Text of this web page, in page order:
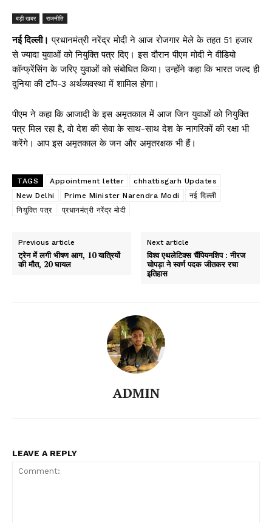
बड़ी खबर राजनीति
नई दिल्ली। प्रधानमंत्री नरेंद्र मोदी ने आज रोजगार मेले के तहत 51 हजार
से ज्यादा युवाओं को नियुक्ति पत्र दिए। इस दौरान पीएम मोदी ने वीडियो
कॉन्फ्रेंसिंग के जरिए युवाओं को संबोधित किया। उन्होंने कहा कि भारत जल्द ही
दुनिया की टॉप-3 अर्थव्यवस्था में शामिल होगा।
पीएम ने कहा कि आजादी के इस अमृतकाल में आज जिन युवाओं को नियुक्ति
पत्र मिल रहा है, वो देश की सेवा के साथ-साथ देश के नागरिकों की रक्षा भी
करेंगे। आप इस अमृतकाल के जन और अमृतरक्षक भी हैं।
TAGS Appointment letter
chhattisgarh Updates
New Delhi
Prime Minister Narendra Modi
नई दिल्ली
नियुक्ति पत्र
प्रधानमंत्री नरेंद्र मोदी
Previous article
ट्रेन में लगी भीषण आग, 10 यात्रियों
की मौत, 20 घायल
Next article
विश्व एथलेटिक्स चैंपियनशिप : नीरज
चोपड़ा ने स्वर्ण पदक जीतकर रचा
इतिहास
ADMIN
LEAVE A REPLY